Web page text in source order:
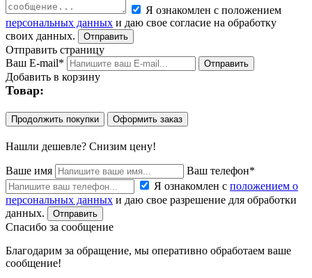
Я ознакомлен с положением
персональных данных и даю свое согласие на обработку
своих данных.
Отправить страницу
Ваш E-mail*
Добавить в корзину
Товар:
Продолжить покупки Оформить заказ
Нашли дешевле? Снизим цену!
Ваше имя
Ваш телефон*
Я ознакомлен с положением о
персональных данных и даю свое разрешение для обработки
данных.
Спасибо за сообщение
Благодарим за обращение, мы оперативно обработаем ваше
сообщение!